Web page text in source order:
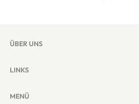
ÜBER UNS
LINKS
MENÜ